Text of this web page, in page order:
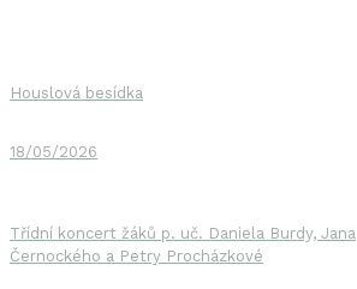
Houslová besídka
18/05/2026
Třídní koncert žáků p. uč. Daniela Burdy, Jana
Černockého a Petry Procházkové